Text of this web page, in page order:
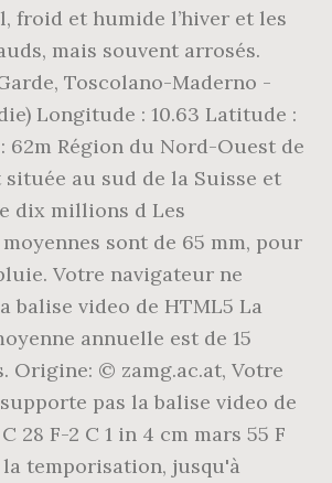
froid et humide l’hiver et les
mais souvent arrosés.
Toscolano-Maderno -
Longitude : 10.63 Latitude :
62m Région du Nord-Ouest de
située au sud de la Suisse et
dix millions d Les
sont de 65 mm, pour
Votre navigateur ne
balise video de HTML5 La
annuelle est de 15
Origine: © zamg.ac.at, Votre
pas la balise video de
28 F-2 C 1 in 4 cm mars 55 F
la temporisation, jusqu'à